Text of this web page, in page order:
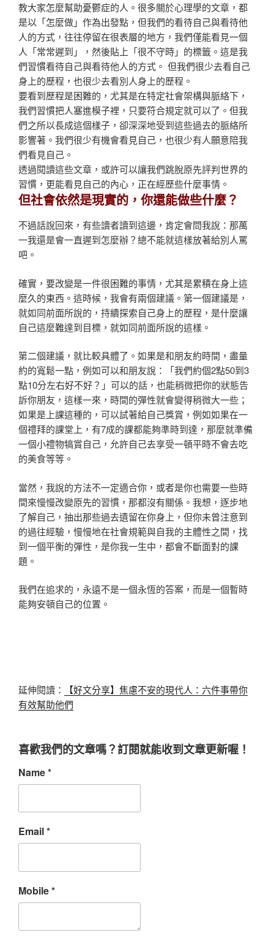
教大家怎麼幫助憂鬱症的人。很多關於心理學的文章，都
是以「怎麼做」作為出發點，但我們的看待自己與看待他
人的方式，往往停留在很表層的地方，我們僅能看見一個
人「常常遲到」，然後貼上「很不守時」的標籤。這是我
們習慣看待自己與看待他人的方式。 但我們很少去看自己
身上的歷程，也很少去看別人身上的歷程。
要看到歷程是困難的，尤其是在特定社會架構與脈絡下，
我們習慣把人塞進模子裡，只要符合規定就可以了。但我
們之所以長成這個樣子，卻深深地受到這些過去的脈絡所
影響著。我們很少有機會看見自己，也很少有人願意陪我
們看見自己。
透過閱讀這些文章，或許可以讓我們跳脫原先評判世界的
習慣，更能看見自己的內心，正在經歷些什麼事情。
但社會依然是現實的，你還能做些什麼？
不過話說回來，有些讀者讀到這邊，肯定會問我說：那萬
一我還是會一直遲到怎麼辦？總不能就這樣放著給別人罵
吧。
確實，要改變是一件很困難的事情，尤其是累積在身上這
麼久的東西。這時候，我會有兩個建議。第一個建議是，
就如同前面所說的，持續探索自己身上的歷程，是什麼讓
自己這麼難達到目標，就如同前面所說的這樣。
第二個建議，就比較具體了。如果是和朋友約時間，盡量
約的寬鬆一點，例如可以和朋友說：「我們約個2點50到3
點10分左右好不好？」可以的話，也能稍微把你的狀態告
訴你朋友，這樣一來，時間的彈性就會變得稍微大一些；
如果是上課這種的，可以試著給自己獎賞，例如如果在一
個禮拜的課堂上，有7成的課都能夠準時到達，那麼就準備
一個小禮物犒賞自己，允許自己去享受一頓平時不會去吃
的美食等等。
當然，我說的方法不一定適合你，或者是你也需要一些時
間來慢慢改變原先的習慣，那都沒有關係。我想，逐步地
了解自己，抽出那些過去遺留在你身上，但你未曾注意到
的過往經驗，慢慢地在社會規範與自我的主體性之間，找
到一個平衡的彈性，是你我一生中，都會不斷面對的課
題。
我們在追求的，永遠不是一個永恆的答案，而是一個暫時
能夠安頓自己的位置。
延伸閱讀：
【好文分享】焦慮不安的現代人：六件事帶你
有效幫助他們
喜歡我們的文章嗎？訂閱就能收到文章更新喔！
Name*
Email*
Mobile*